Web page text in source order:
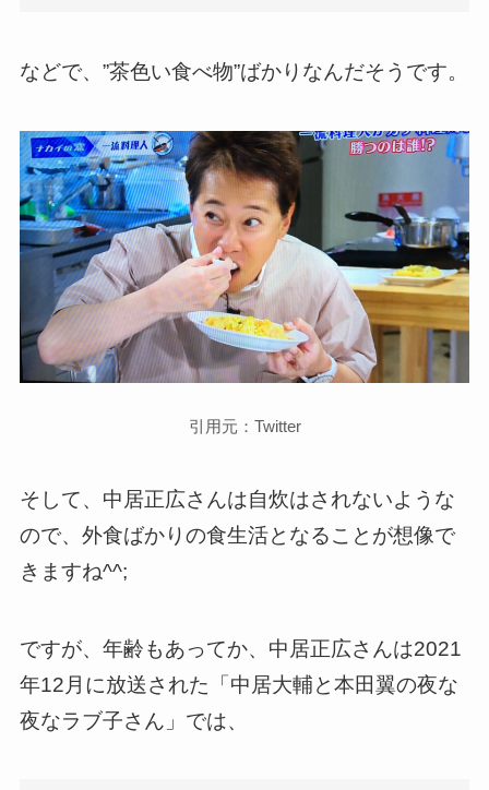
などで、”茶色い食べ物”ばかりなんだそうです。
引用元：Twitter
そして、中居正広さんは自炊はされないような
ので、外食ばかりの食生活となることが想像で
きますね^^;
ですが、年齢もあってか、中居正広さんは2021
年12月に放送された「中居大輔と本田翼の夜な
夜なラブ子さん」では、